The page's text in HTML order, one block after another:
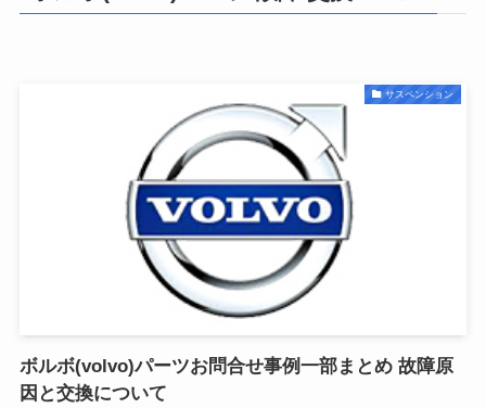
サスペンション
ボルボ(volvo)パーツお問合せ事例一部まとめ 故障原
因と交換について